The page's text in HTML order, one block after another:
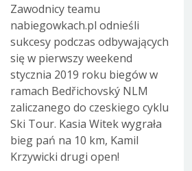
Zawodnicy teamu
nabiegowkach.pl odnieśli
sukcesy podczas odbywających
się w pierwszy weekend
stycznia 2019 roku biegów w
ramach Bedřichovský NLM
zaliczanego do czeskiego cyklu
Ski Tour. Kasia Witek wygrała
bieg pań na 10 km, Kamil
Krzywicki drugi open!